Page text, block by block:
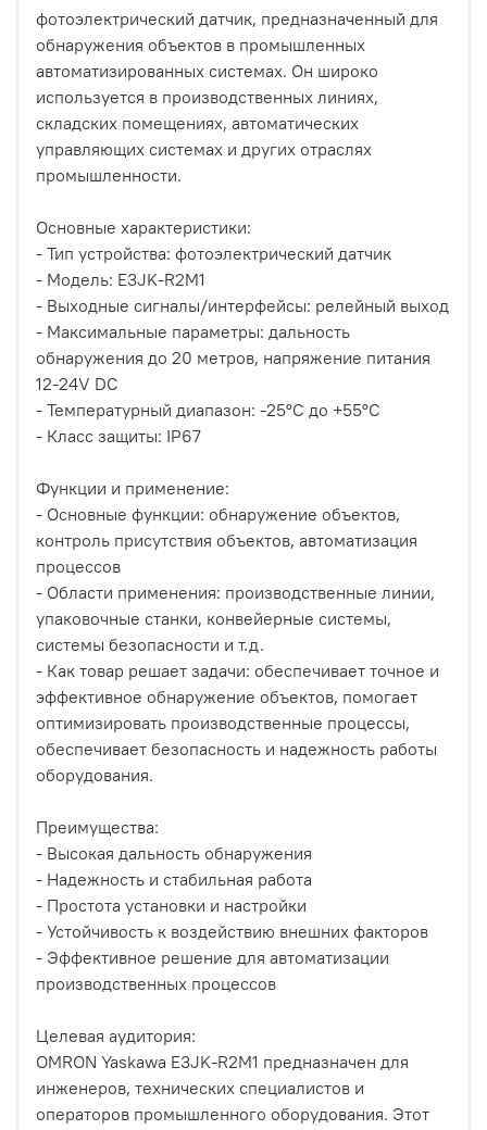
фотоэлектрический датчик, предназначенный для
обнаружения объектов в промышленных
автоматизированных системах. Он широко
используется в производственных линиях,
складских помещениях, автоматических
управляющих системах и других отраслях
промышленности.
Основные характеристики:
- Тип устройства: фотоэлектрический датчик
- Модель: E3JK-R2M1
- Выходные сигналы/интерфейсы: релейный выход
- Максимальные параметры: дальность
обнаружения до 20 метров, напряжение питания
12-24V DC
- Температурный диапазон: -25°C до +55°C
- Класс защиты: IP67
Функции и применение:
- Основные функции: обнаружение объектов,
контроль присутствия объектов, автоматизация
процессов
- Области применения: производственные линии,
упаковочные станки, конвейерные системы,
системы безопасности и т.д.
- Как товар решает задачи: обеспечивает точное и
эффективное обнаружение объектов, помогает
оптимизировать производственные процессы,
обеспечивает безопасность и надежность работы
оборудования.
Преимущества:
- Высокая дальность обнаружения
- Надежность и стабильная работа
- Простота установки и настройки
- Устойчивость к воздействию внешних факторов
- Эффективное решение для автоматизации
производственных процессов
Целевая аудитория:
OMRON Yaskawa E3JK-R2M1 предназначен для
инженеров, технических специалистов и
операторов промышленного оборудования. Этот